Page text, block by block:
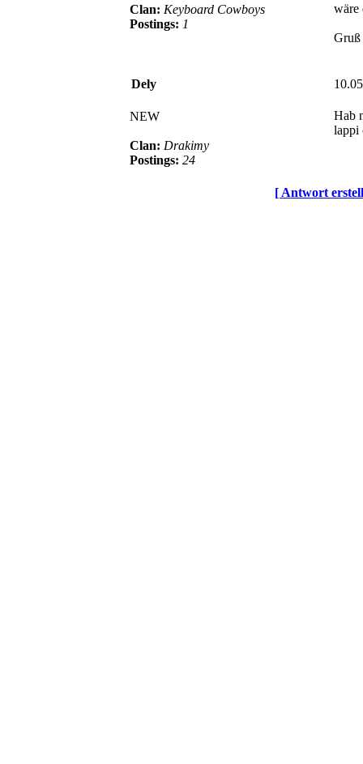
Clan: Keyboard Cowboys
Postings: 1
wäre
Dely
NEW
Clan: Drakimy
Postings: 24
Hab
lappi
[ Antwort